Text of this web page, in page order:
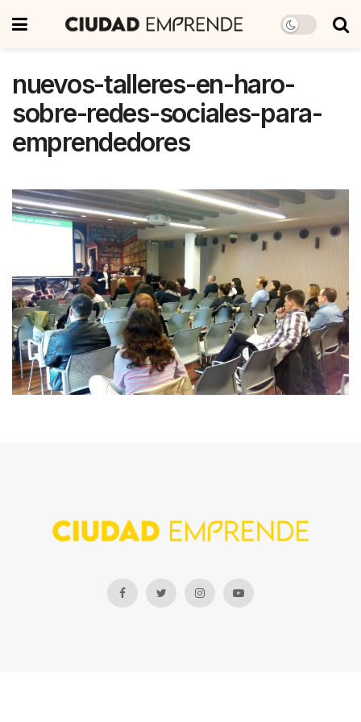
nuevos-talleres-en-haro-
sobre-redes-sociales-para-
emprendedores